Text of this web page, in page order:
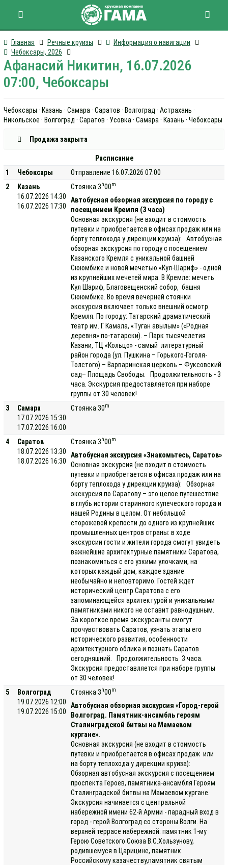
Главная Речные круизы
Информация о навигации
Чебоксары, 2026
Афанасий Никитин, 16.07.2026
07:00, Чебоксары
Чебоксары · Казань · Самара · Саратов · Волгоград · Астрахань ·
Никольское · Волгоград · Саратов · Усовка · Самара · Казань · Чебоксары
Продажа закрыта
Расписание
1
Чебоксары
Отправление 16.07.2026 07:00
2
Казань
16.07.2026 14:30
16.07.2026 17:30
Стоянка 3 h00m
Автобусная обзорная экскурсия по городу с
посещением Кремля (3 часа)
Основная экскурсия (не входит в стоимость
путевки и приобретается в офисах продаж или на
борту теплохода у дирекции круиза): Автобусная
обзорная экскурсия по городу с посещением
Казанского Кремля с уникальной башней
Сююмбике и новой мечетью «Кул-Шариф» - одной
из крупнейших мечетей мира. В Кремле: мечеть
Кул Шариф, Благовещенский собор, башня
Сююмбике. Во время вечерней стоянки
экскурсия включает только внешний осмотр
Кремля. По городу: Татарский драматический
театр им. Г. Камала, «Туган авылым» («Родная
деревня» по-татарски). – Парк тысячелетия
Казани, ТЦ «Кольцо» - самый литературный
район города (ул. Пушкина – Горького-Гоголя-
Толстого) – Варваринская церковь – Фуксовский
сад– Площадь Свободы. Продолжительность - 3
часа. Экскурсия предоставляется при наборе
группы от 30 человек!
3
Самара
17.07.2026 15:30
17.07.2026 16:00
Стоянка 30m
4
Саратов
18.07.2026 13:30
18.07.2026 16:30
Стоянка 3 h00m
Автобусная экскурсия «Знакомьтесь, Саратов»
Основная экскурсия (не входит в стоимость
путевки и приобретается в офисах продаж или на
борту теплохода у дирекции круиза): Обзорная
экскурсия по Саратову – это целое путешествие
в глубь истории старинного купеческого города и
нашей Родины в целом. От небольшой
сторожевой крепости до одного из крупнейших
промышленных центров страны: в ходе
экскурсии гости и жители города смогут увидеть
важнейшие архитектурные памятники Саратова,
познакомиться с его узкими улочками, на
которых каждый дом, каждое здание
необычайно и неповторимо. Гостей ждет
исторический центр Саратова с его
запоминающейся архитектурой и уникальными
памятниками никого не оставит равнодушным.
За короткое время экскурсанты смогут
прочувствовать Саратов, узнать этапы его
исторического развития, особенности
архитектурного облика и познать Саратов
сегодняшний. Продолжительность 3 часа.
Экскурсия предоставляется при наборе группы
от 30 человек!
5
Волгоград
19.07.2026 12:00
19.07.2026 15:00
Стоянка 3 h00m
Автобусная обзорная экскурсия «Город-герой
Волгоград. Памятник-ансамбль героям
Сталинградской битвы на Мамаевом
кургане».
Основная экскурсия (не входит в стоимость
путевки и приобретается в офисах продаж или
на борту теплохода у дирекции круиза):
Обзорная автобусная экскурсия с посещением
проспекта Героев, памятника-ансамбля Героям
Сталинградской битвы на Мамаевом кургане.
Экскурсия начинается с центральной
набережной имени 62-й Армии - парадный вход в
город - герой Волгоград со стороны Волги. На
верхней террасе набережной: памятник 1-му
Герою Советского Союза В.С.Хользунову,
родившемуся в Царицине, памятник
Российскому казачеству,памятник святым